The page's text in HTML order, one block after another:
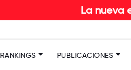
La nueva experiencia del
RANKINGS PUBLICACIONES